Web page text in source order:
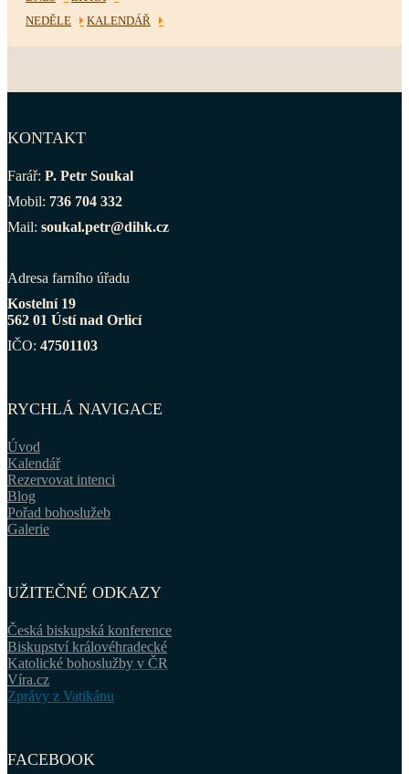
NEDĚLE
KALENDÁŘ
KONTAKT
Farář: P. Petr Soukal
Mobil: 736 704 332
Mail: soukal.petr@dihk.cz
Adresa farního úřadu
Kostelní 19
562 01 Ústí nad Orlicí
IČO: 47501103
RYCHLÁ NAVIGACE
Úvod
Kalendář
Rezervovat intenci
Blog
Pořad bohoslužeb
Galerie
UŽITEČNÉ ODKAZY
Česká biskupská konference
Biskupství královéhradecké
Katolické bohoslužby v ČR
Víra.cz
Zprávy z Vatikánu
FACEBOOK